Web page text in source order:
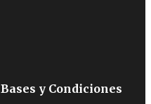
Bases y Condiciones